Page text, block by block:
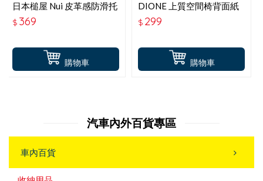
購物車
日本槌屋 Nui 皮革感防滑托
盤PF-470 止滑托盤
$ 369
購物車
DIONE 上質空間椅背面紙
收納袋
$ 299
汽車內外百貨專區
車內百貨